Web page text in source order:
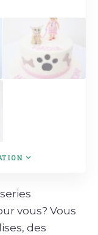
vous? Vous
des